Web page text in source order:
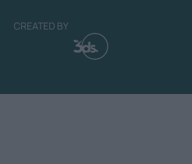
CREATED BY